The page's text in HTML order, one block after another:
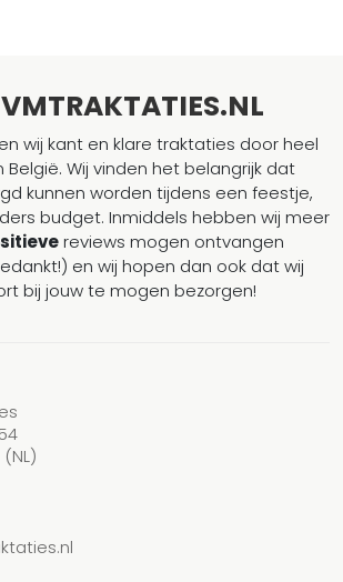
VMTRAKTATIES.NL
wij kant en klare traktaties door heel
België. Wij vinden het belangrijk dat
kunnen worden tijdens een feestje,
budget. Inmiddels hebben wij meer
reviews mogen ontvangen
en wij hopen dan ook dat wij
bij jouw te mogen bezorgen!
(NL)